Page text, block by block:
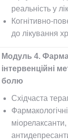
реальність у
Когнітивно-
до лікування
Модуль 4.
інтервенційні
болю
Східчаста
міорелаксанти,